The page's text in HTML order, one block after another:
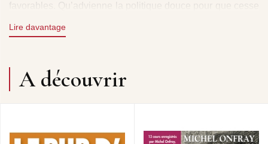
favorables. Qu’advienne la politique douce pour que cesse
Michel Onfray
une question politique 5’00, 5. Théorie du contrat 4’01, 6.
Renoncement à soi 4’58, 7. Une logique sacrificielle 4’28,
8. Une vengeance légale 4’33, 9. La souffrance est
» 4’52, 14. Agir sur les choses 5’29, 15. Réhabiliter des
Lire davantage
A découvrir